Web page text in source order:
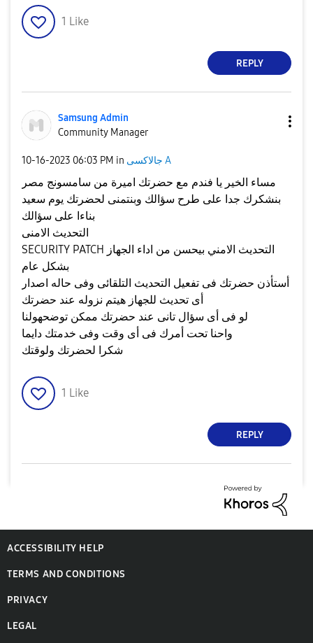
1 Like
REPLY
Samsung Admin
Community Manager
‎10-16-2023 06:03 PM in جالاكسى A
مساء الخير يا فندم مع حضرتك اميرة من سامسونج مصر
بنشكرك جدا على طرح سؤالك وبنتمنى لحضرتك يوم سعيد
بناءا على سؤالك
التحديث الامنى
SECURITY PATCH التحديث الامني بيحسن من اداء الجهاز
بشكل عام
أستأذن حضرتك فى تفعيل التحديث التلقائى وفى حاله اصدار
أى تحديث للجهاز هيتم نزوله عند حضرتك
لو فى أى سؤال تانى عند حضرتك ممكن توضحهولنا
واحنا تحت أمرك فى أى وقت وفى خدمتك دايما
شكرا لحضرتك ولوقتك
1 Like
REPLY
ACCESSIBILITY HELP
TERMS AND CONDITIONS
PRIVACY
LEGAL